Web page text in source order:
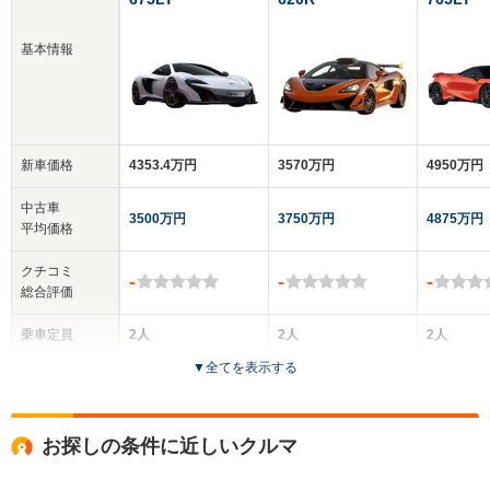
基本情報
新車価格
中古車
平均価格
クチコミ
総合評価
乗車定員
4353.4万円
3500万円
-
2人
全高
1.19m
3570万円
3750万円
-
2人
2ドア
4950万円
4875万円
-
2人
▼全てを表示する
お探しの条件に近しいクルマ